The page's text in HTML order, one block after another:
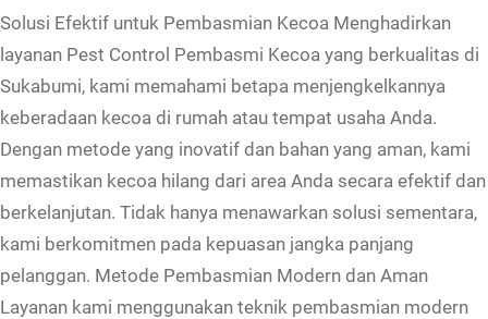
Solusi Efektif untuk Pembasmian Kecoa Menghadirkan
layanan Pest Control Pembasmi Kecoa yang berkualitas di
Sukabumi, kami memahami betapa menjengkelkannya
keberadaan kecoa di rumah atau tempat usaha Anda.
Dengan metode yang inovatif dan bahan yang aman, kami
memastikan kecoa hilang dari area Anda secara efektif dan
berkelanjutan. Tidak hanya menawarkan solusi sementara,
kami berkomitmen pada kepuasan jangka panjang
pelanggan. Metode Pembasmian Modern dan Aman
Layanan kami menggunakan teknik pembasmian modern